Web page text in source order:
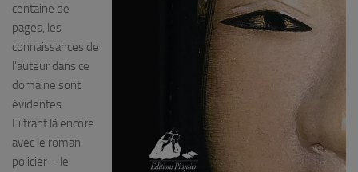
centaine de
pages, les
connaissances de
l’auteur dans ce
domaine sont
évidentes.
Filtrant là encore
avec le roman
policier – le